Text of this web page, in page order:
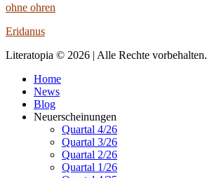
ohne ohren
Eridanus
Literatopia © 2026 | Alle Rechte vorbehalten.
Home
News
Blog
Neuerscheinungen
Quartal 4/26
Quartal 3/26
Quartal 2/26
Quartal 1/26